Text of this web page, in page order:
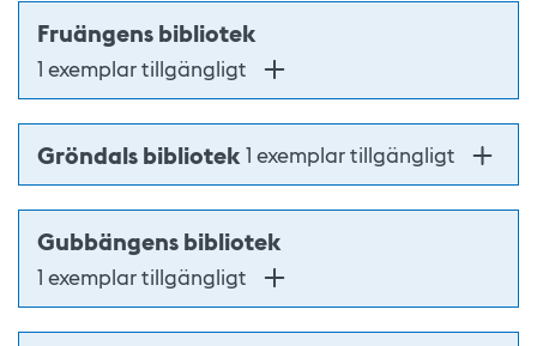
Fruängens bibliotek
1 exemplar tillgängligt
Gröndals bibliotek 1 exemplar tillgängligt
Gubbängens bibliotek
1 exemplar tillgängligt